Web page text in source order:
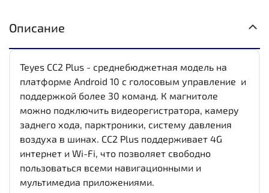
Описание
Teyes CC2 Plus - среднебюджетная модель на
платформе Android 10 с голосовым управление и
поддержкой более 30 команд. К магнитоле
можно подключить видеорегистратора, камеру
заднего хода, парктроники, систему давления
воздуха в шинах. CC2 Plus поддерживает 4G
интернет и Wi-Fi, что позволяет свободно
пользоваться всеми навигационными и
мультимедиа приложениями.